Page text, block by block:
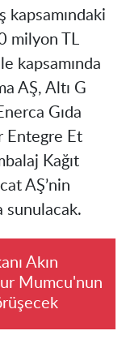
kapsamındaki
TL
kapsamında
AŞ, Altı G
Gıda
Entegre Et
Kağıt
AŞ’nin
sunulacak.
Akın
Mumcu'nun